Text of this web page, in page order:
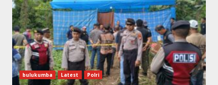
bulukumba Latest Polri